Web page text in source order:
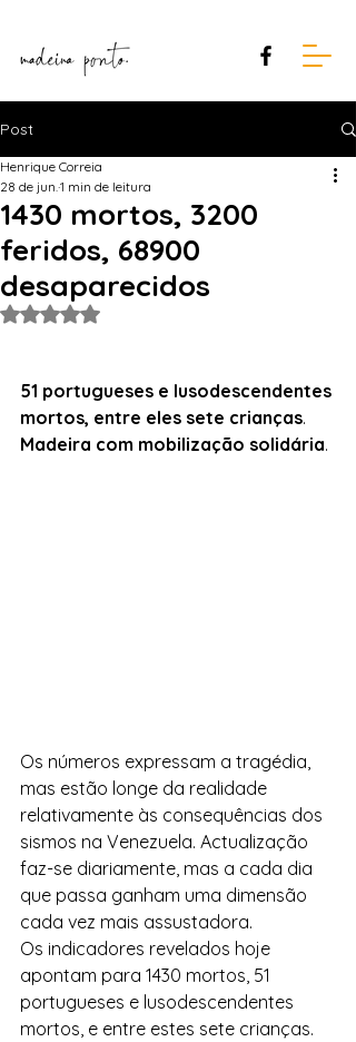
Post
1430 mortos, 3200
feridos, 68900
desaparecidos
Henrique Correia
28 de jun.1 min de leitura
Avaliado com NaN de 5 estrelas.
51 portugueses e lusodescendentes
mortos, entre eles sete crianças.
Madeira com mobilização solidária.
Os números expressam a tragédia,
mas estão longe da realidade
relativamente às consequências dos
sismos na Venezuela. Actualização
faz-se diariamente, mas a cada dia
que passa ganham uma dimensão
cada vez mais assustadora.
Os indicadores revelados hoje
apontam para 1430 mortos, 51
portugueses e lusodescendentes
mortos, e entre estes sete crianças.